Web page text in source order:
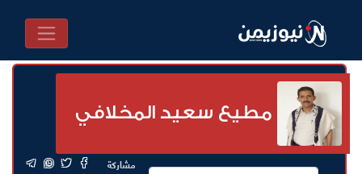
مطيع سعيد المخلافي
مشاركة